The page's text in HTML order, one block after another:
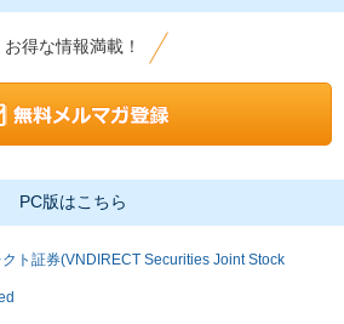
お得な情報満載！
PC版はこちら
ト証券(VNDIRECT Securities Joint Stock